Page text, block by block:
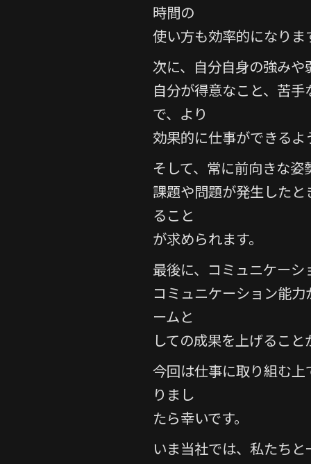
時間の
使い方も効率的になりま
次に、自分自身の強み
自分が得意なこと、苦
で、より
効果的に仕事ができるよ
そして、常に前向きな
課題や問題が発生した
ること
が求められます。
最後に、コミュニケー
コミュニケーション能
ームと
しての成果を上げること
今回は仕事に取り組む
りまし
たら幸いです。
いま当社では、私たち